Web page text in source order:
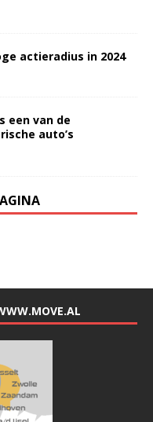
actieradius in 2024
een van de
auto’s